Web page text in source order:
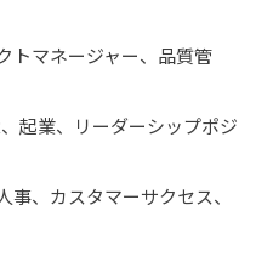
トマネージャー、品質管
起業、リーダーシップポジ
、カスタマーサクセス、